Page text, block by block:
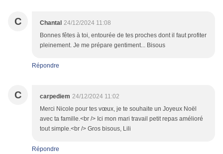
C Chantal 24/12/2024 11:08
Bonnes fêtes à toi, entourée de tes proches dont il faut profiter
pleinement. Je me prépare gentiment... Bisous
Répondre
C carpediem 24/12/2024 11:02
Merci Nicole pour tes vœux, je te souhaite un Joyeux Noël
avec ta famille.<br /> Ici mon mari travail petit repas amélioré
tout simple.<br /> Gros bisous, Lili
Répondre